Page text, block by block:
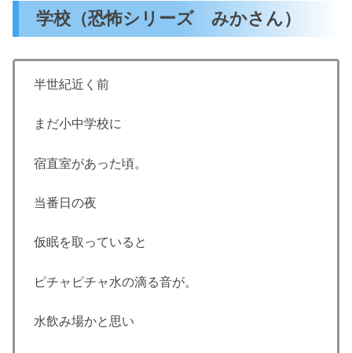
学校（恐怖シリーズ みかさん）
半世紀近く前
まだ小中学校に
宿直室があった頃。
当番日の夜
仮眠を取っていると
ピチャピチャ水の滴る音が。
水飲み場かと思い